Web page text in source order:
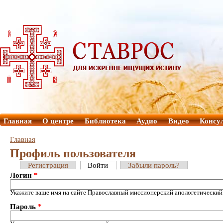
Главная О центре Библиотека Аудио Видео
Главная
Профиль пользователя
Регистрация Войти
Забыли пароль?
Логин *
Укажите ваше имя на сайте Православный миссионерский
Пароль *